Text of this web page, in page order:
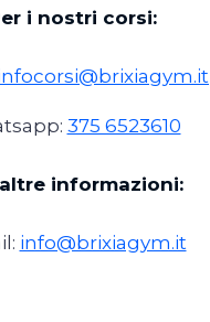
i nostri corsi:
375 6523610
informazioni:
info@brixiagym.it